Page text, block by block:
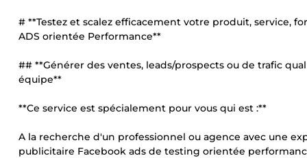
# **Testez et scalez efficacement votre produit, service,
ADS orientée Performance**
## **Générer des ventes, leads/prospects ou de trafic
équipe**
**Ce service est spécialement pour vous qui est :**
A la recherche d'un professionnel ou agence avec une
publicitaire Facebook ads de testing orientée